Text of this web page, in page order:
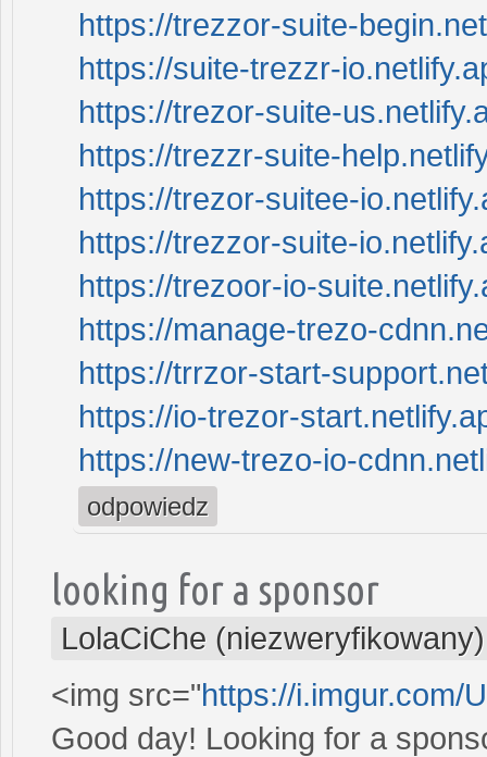
https://trezzor-suite-
https://suite-trezzr-
https://trezor-suite-
https://trezzr-suite-
https://trezor-suitee-
https://trezzor-suite-
https://trezoor-io-
https://manage-trezo-
https://trrzor-start-
https://io-trezor-
https://new-trezo-io-
odpowiedz
looking for a sponsor
LolaCiChe (niezweryfikowany)
<img src="https://i.imgur.com/
Good day! Looking for a